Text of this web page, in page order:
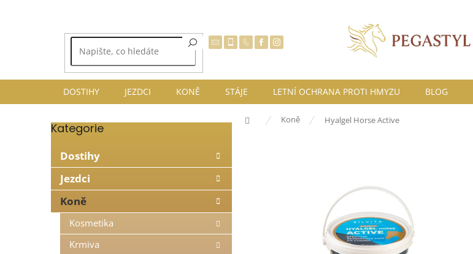
DOSTIHY JEZDCI KONĚ STÁJE LETNÍ OCHRANA PROTI HMYZU BLOG
Domů Koně Hyalgel Horse Active
P
s
r
n
Přeskočit
kategorie
Kategorie
Dostihy
Jezdci
Koně
Kosmetika
Krmiva